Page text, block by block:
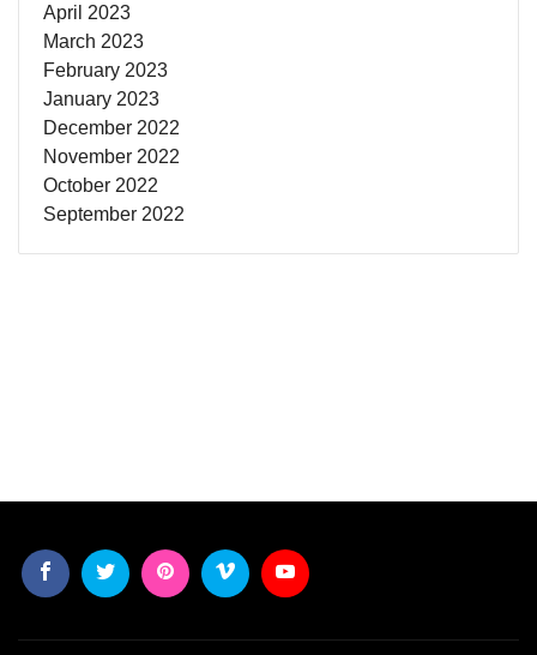
April 2023
March 2023
February 2023
January 2023
December 2022
November 2022
October 2022
September 2022